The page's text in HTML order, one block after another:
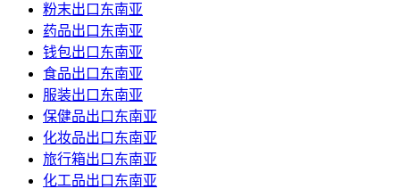
粉末出口东南亚
药品出口东南亚
钱包出口东南亚
食品出口东南亚
服装出口东南亚
保健品出口东南亚
化妆品出口东南亚
旅行箱出口东南亚
化工品出口东南亚